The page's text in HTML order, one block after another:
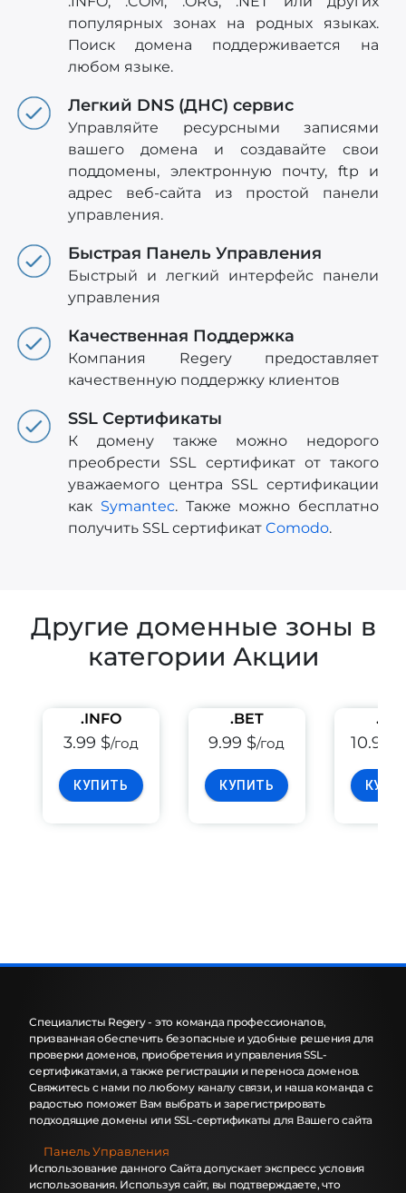
популярных зонах на родных языках.
Поиск домена поддерживается на
любом языке.
Легкий DNS (ДНС) сервис
Управляйте ресурсными записями
вашего домена и создавайте свои
поддомены, электронную почту, ftp и
адрес веб-сайта из простой панели
управления.
Быстрая Панель Управления
Быстрый и легкий интерфейс панели
управления
Качественная Поддержка
Компания Regery предоставляет
качественную поддержку клиентов
SSL Сертификаты
К домену также можно недорого
преобрести SSL сертификат от такого
уважаемого центра SSL сертификации
как Symantec. Также можно бесплатно
получить SSL сертификат Comodo.
Другие доменные зоны в
категории Акции
.INFO
3.99 $/год
КУПИТЬ
.BET
9.99 $/год
КУПИТЬ
10.99 $
Специалисты Regery - это команда профессионалов,
призванная обеспечить безопасные и удобные решения для
проверки доменов, приобретения и управления SSL-
сертификатами, а также регистрации и переноса доменов.
Свяжитесь с нами по любому каналу связи, и наша команда с
радостью поможет Вам выбрать и зарегистрировать
подходящие домены или SSL-сертификаты для Вашего сайта
Панель Управления
Использование данного Сайта допускает экспресс условия
использования. Используя сайт, вы подтверждаете, что